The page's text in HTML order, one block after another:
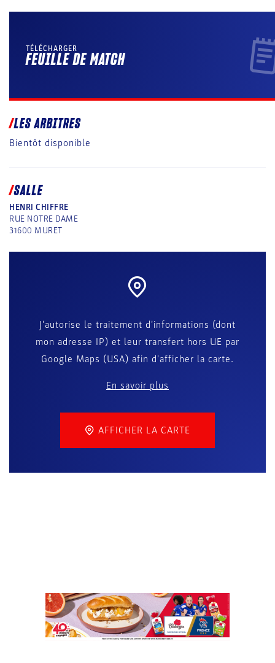
TÉLÉCHARGER
FEUILLE DE MATCH
LES ARBITRES
Bientôt disponible
SALLE
HENRI CHIFFRE
RUE NOTRE DAME
31600 MURET
J'autorise le traitement d'informations (dont
mon adresse IP) et leur transfert hors UE par
Google Maps (USA) afin d'afficher la carte.
En savoir plus
AFFICHER LA CARTE